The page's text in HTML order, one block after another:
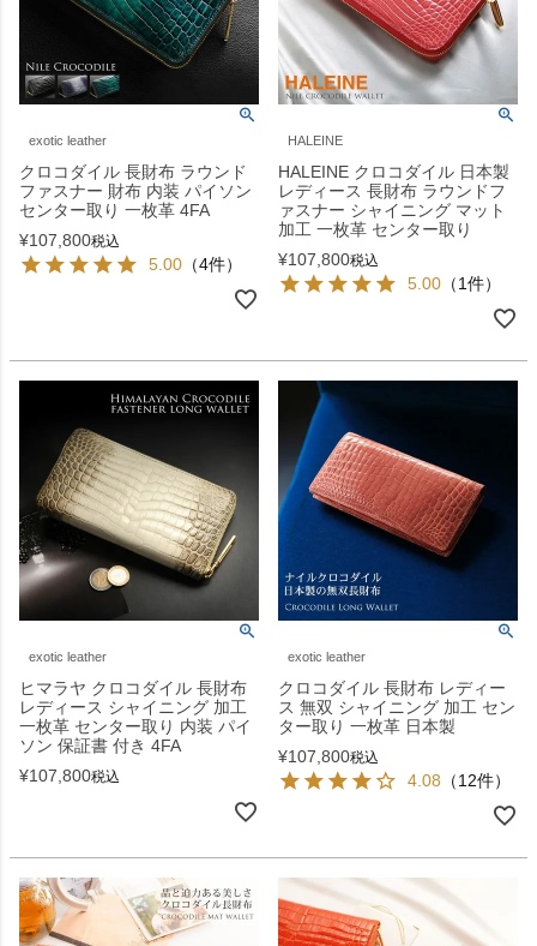
exotic leather
クロコダイル 長財布 ラウンド
ファスナー 財布 内装 パイソン
センター取り 一枚革 4FA
¥107,800税込
5.00 （4件）
HALEINE
HALEINE クロコダイル 日本製
レディース 長財布 ラウンドフ
ァスナー シャイニング マット
加工 一枚革 センター取り
¥107,800税込
5.00 （1件）
exotic leather
ヒマラヤ クロコダイル 長財布
レディース シャイニング 加工
一枚革 センター取り 内装 パイ
ソン 保証書 付き 4FA
¥107,800税込
exotic leather
クロコダイル 長財布 レディー
ス 無双 シャイニング 加工 セン
ター取り 一枚革 日本製
¥107,800税込
4.08 （12件）